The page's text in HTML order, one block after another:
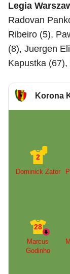
Legia
Radovan
Ribeiro (5),
(8), Juergen
Kapustka
Korona
2
Dominick Zator
28
Marcus
Godinho